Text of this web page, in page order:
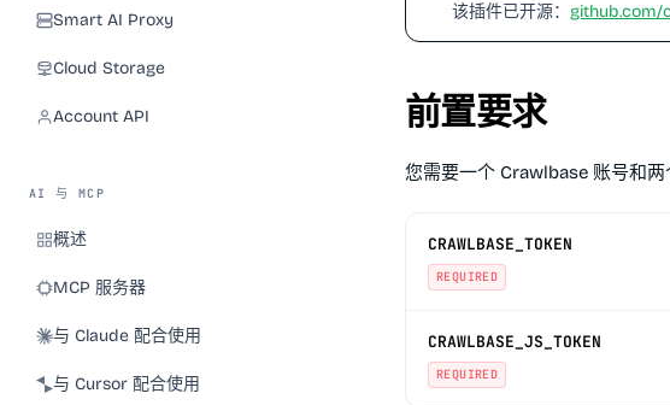
Smart AI Proxy
Cloud Storage
Account API
AI 与 MCP
概述
MCP 服务器
与 Claude 配合使用
与 Cursor 配合使用
该插件已开源： github.com/
前置要求
您需要一个 Crawlbase 账号和两
CRAWLBASE_TOKEN
REQUIRED
CRAWLBASE_JS_TOKEN
REQUIRED